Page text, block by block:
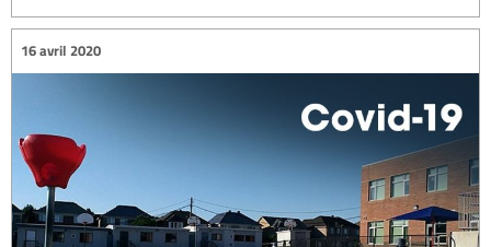
16 avril 2020